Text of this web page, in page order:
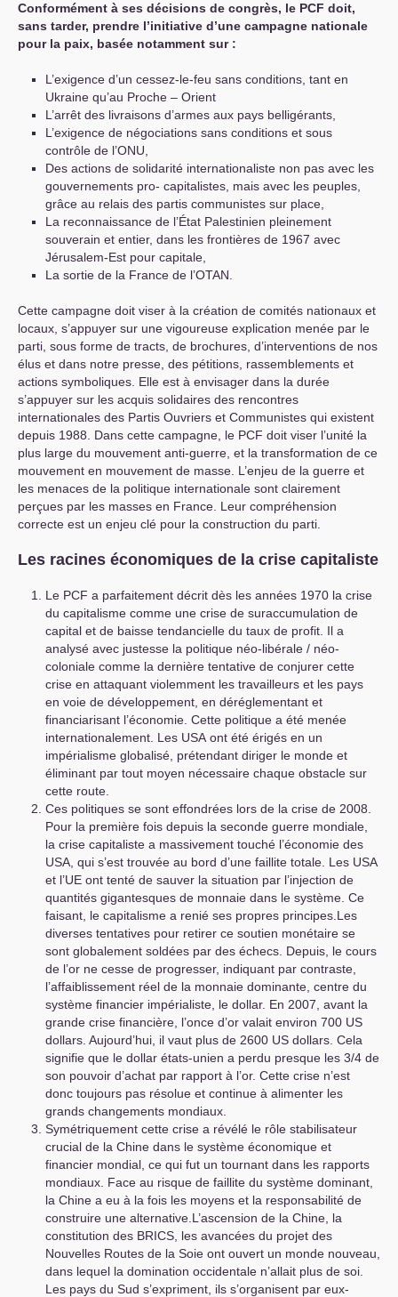
Conformément à ses décisions de congrès, le PCF doit,
sans tarder, prendre l’initiative d’une campagne nationale
pour la paix, basée notamment sur :
L’exigence d’un cessez-le-feu sans conditions, tant en
Ukraine qu’au Proche – Orient
L’arrêt des livraisons d’armes aux pays belligérants,
L’exigence de négociations sans conditions et sous
contrôle de l’ONU
Des actions de solidarité internationaliste non pas avec les
gouvernements pro- capitalistes, mais avec les peuples,
grâce au relais des partis communistes sur place,
La reconnaissance de l’État Palestinien pleinement
souverain et entier, dans les frontières de 1967 avec
Jérusalem-Est pour capitale,
La sortie de la France de l’OTAN
Cette campagne doit viser à la création de comités nationaux et
locaux, s’appuyer sur une vigoureuse explication menée par le
parti, sous forme de tracts, de brochures, d’interventions de nos
élus et dans notre presse, des pétitions, rassemblements et
actions symboliques. Elle est à envisager dans la durée
s’appuyer sur les acquis solidaires des rencontres
internationales des Partis Ouvriers et Communistes qui existent
depuis 1988. Dans cette campagne, le PCF doit viser l’unité la
plus large du mouvement anti-guerre, et la transformation de ce
mouvement en mouvement de masse. L’enjeu de la guerre et
les menaces de la politique internationale sont clairement
perçues par les masses en France. Leur compréhension
correcte est un enjeu clé pour la construction du parti.
Les racines économiques de la crise capitaliste
Le PCF a parfaitement décrit dès les années 1970 la crise
du capitalisme comme une crise de suraccumulation de
capital et de baisse tendancielle du taux de profit. Il a
analysé avec justesse la politique néo-libérale / néo-
coloniale comme la dernière tentative de conjurer cette
crise en attaquant violemment les travailleurs et les pays
en voie de développement, en déréglementant et
financiarisant l’économie. Cette politique a été menée
internationalement. Les USA ont été érigés en un
impérialisme globalisé, prétendant diriger le monde et
éliminant par tout moyen nécessaire chaque obstacle sur
cette route.
Ces politiques se sont effondrées lors de la crise de 2008.
Pour la première fois depuis la seconde guerre mondiale,
la crise capitaliste a massivement touché l’économie des
USA , qui s’est trouvée au bord d’une faillite totale. Les USA
et l’UE ont tenté de sauver la situation par l’injection de
quantités gigantesques de monnaie dans le système. Ce
faisant, le capitalisme a renié ses propres principes.Les
diverses tentatives pour retirer ce soutien monétaire se
sont globalement soldées par des échecs. Depuis, le cours
de l’or ne cesse de progresser, indiquant par contraste,
l’affaiblissement réel de la monnaie dominante, centre du
système financier impérialiste, le dollar. En 2007, avant la
grande crise financière, l’once d’or valait environ 700 US
dollars. Aujourd’hui, il vaut plus de 2600 US dollars. Cela
signifie que le dollar états-unien a perdu presque les 3/4 de
son pouvoir d’achat par rapport à l’or. Cette crise n’est
donc toujours pas résolue et continue à alimenter les
grands changements mondiaux.
Symétriquement cette crise a révélé le rôle stabilisateur
crucial de la Chine dans le système économique et
financier mondial, ce qui fut un tournant dans les rapports
mondiaux. Face au risque de faillite du système dominant,
la Chine a eu à la fois les moyens et la responsabilité de
construire une alternative.L’ascension de la Chine, la
constitution des BRICS , les avancées du projet des
Nouvelles Routes de la Soie ont ouvert un monde nouveau,
dans lequel la domination occidentale n’allait plus de soi.
Les pays du Sud s’expriment, ils s’organisent par eux-